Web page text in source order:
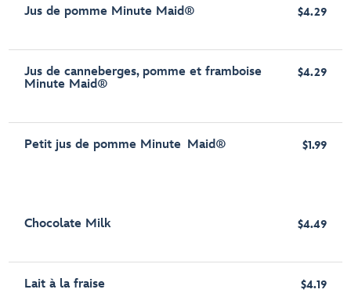
Jus de pomme Minute Maid® $4.29
Jus de canneberges, pomme et framboise
Minute Maid®
$4.29
Petit jus de pomme Minute Maid® $1.99
Chocolate Milk $4.49
Lait à la fraise $4.19